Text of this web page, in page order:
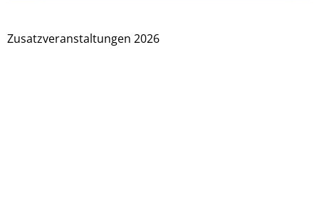
Zusatzveranstaltungen 2026